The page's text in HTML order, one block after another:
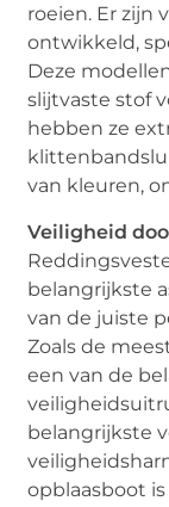
roeien. Er zijn
ontwikkeld,
Deze
slijtvaste stof
hebben ze
van kleuren,
Veiligheid
belangrijkste
van de juiste
Zoals de
een van de
belangrijkste
opblaasboot